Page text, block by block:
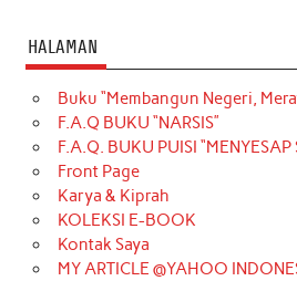
HALAMAN
Buku “Membangun Negeri,
F.A.Q BUKU “NARSIS”
F.A.Q. BUKU PUISI “MENYESAP
Front Page
Karya & Kiprah
KOLEKSI E-BOOK
Kontak Saya
MY ARTICLE @YAHOO